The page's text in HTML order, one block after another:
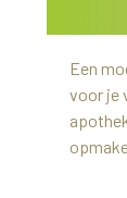
Een
voor je